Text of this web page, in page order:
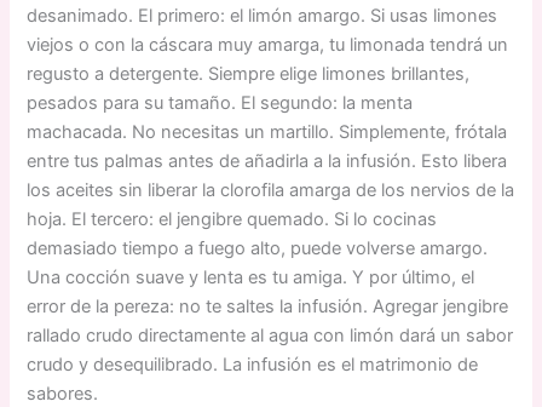
desanimado. El primero: el limón amargo. Si usas limones
viejos o con la cáscara muy amarga, tu limonada tendrá un
regusto a detergente. Siempre elige limones brillantes,
pesados para su tamaño. El segundo: la menta
machacada. No necesitas un martillo. Simplemente, frótala
entre tus palmas antes de añadirla a la infusión. Esto libera
los aceites sin liberar la clorofila amarga de los nervios de la
hoja. El tercero: el jengibre quemado. Si lo cocinas
demasiado tiempo a fuego alto, puede volverse amargo.
Una cocción suave y lenta es tu amiga. Y por último, el
error de la pereza: no te saltes la infusión. Agregar jengibre
rallado crudo directamente al agua con limón dará un sabor
crudo y desequilibrado. La infusión es el matrimonio de
sabores.